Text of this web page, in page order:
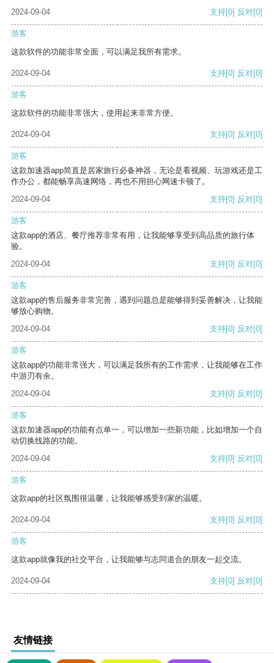
2024-09-04
支持[0] 反对[0]
游客
这款软件的功能非常全面，可以满足我所有需求。
2024-09-04 支持[0] 反对[0]
游客
这款软件的功能非常强大，使用起来非常方便。
2024-09-04 支持[0] 反对[0]
游客
这款加速器app简直是居家旅行必备神器，无论是看视频、玩游戏还是工
作办公，都能畅享高速网络，再也不用担心网速卡顿了。
2024-09-04
支持[0] 反对[0]
游客
这款app的酒店、餐厅推荐非常有用，让我能够享受到高品质的旅行体
验。
2024-09-04
支持[0] 反对[0]
游客
这款app的售后服务非常完善，遇到问题总是能够得到妥善解决，让我能
够放心购物。
2024-09-04
支持[0] 反对[0]
游客
这款app的功能非常强大，可以满足我所有的工作需求，让我能够在工作
中游刃有余。
2024-09-04
支持[0] 反对[0]
游客
这款加速器app的功能有点单一，可以增加一些新功能，比如增加一个自
动切换线路的功能。
2024-09-04
支持[0] 反对[0]
游客
这款app的社区氛围很温馨，让我能够感受到家的温暖。
2024-09-04 支持[0] 反对[0]
游客
这款app就像我的社交平台，让我能够与志同道合的朋友一起交流。
2024-09-04 支持[0] 反对[0]
友情链接